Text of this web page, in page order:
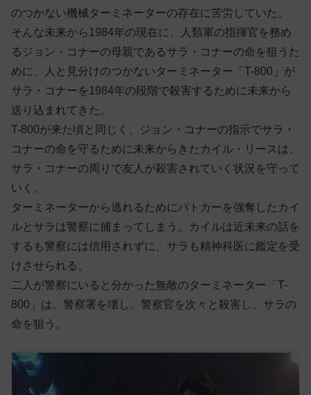
のつかない機械ターミネーターの存在に苦労していた。
そんな未来から1984年の現在に、人類軍の指揮官を務め
るジョン・コナーの母親であるサラ・コナーの命を狙うた
めに、人と見分けのつかないターミネーター「T-800」が
サラ・コナーを1984年の段階で殺害するために未来から
送り込まれてきた。
T-800が来た頃と同じく、ジョン・コナーの指示でサラ・
コナーの命を守るために未来からきたカイル・リースは、
サラ・コナーの周りで友人が殺害されていく状況を守って
いく。
ターミネーターから逃れるためにパトカーを強奪したカイ
ルとサラは警察に捕まってしまう。カイルは近未来の話を
するも警察には信用されずに、サラも精神科医に鑑定を受
けさせられる。
二人が警察にいると分かった無敵のターミネーター「T-
800」は、警察署を壊し、警察官を次々と殺害し、サラの
命を狙う。